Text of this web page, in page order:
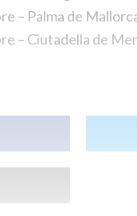
– Palma de
– Ciutadella de